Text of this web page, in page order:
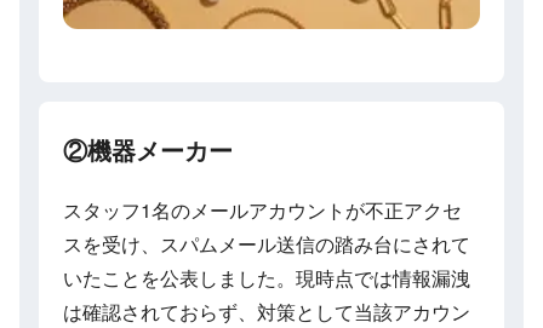
②機器メーカー
スタッフ1名のメールアカウントが不正アクセ
スを受け、スパムメール送信の踏み台にされて
いたことを公表しました。現時点では情報漏洩
は確認されておらず、対策として当該アカウン